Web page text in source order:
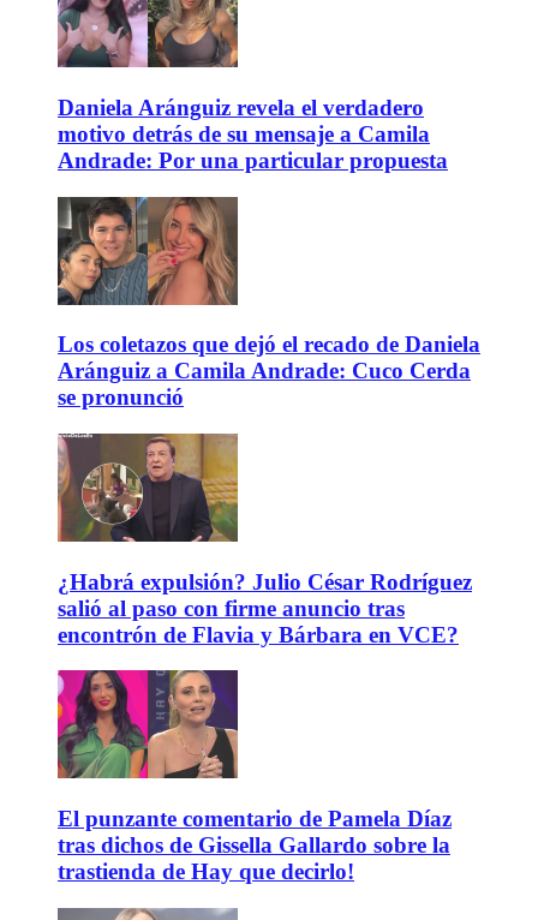
Daniela Aránguiz revela el verdadero
motivo detrás de su mensaje a Camila
Andrade: Por una particular propuesta
Los coletazos que dejó el recado de Daniela
Aránguiz a Camila Andrade: Cuco Cerda
se pronunció
¿Habrá expulsión? Julio César Rodríguez
salió al paso con firme anuncio tras
encontrón de Flavia y Bárbara en VCE?
El punzante comentario de Pamela Díaz
tras dichos de Gissella Gallardo sobre la
trastienda de Hay que decirlo!